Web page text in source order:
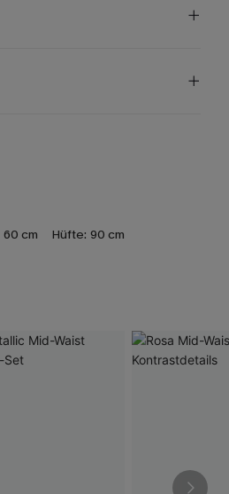
60 cm Hüfte: 90 cm